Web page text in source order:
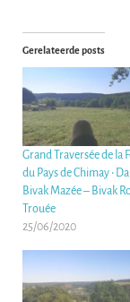
Gerelateerde posts
Grand Traversée de la
du Pays de Chimay •
Bivak Mazée – Bivak
Trouée
25/06/2020